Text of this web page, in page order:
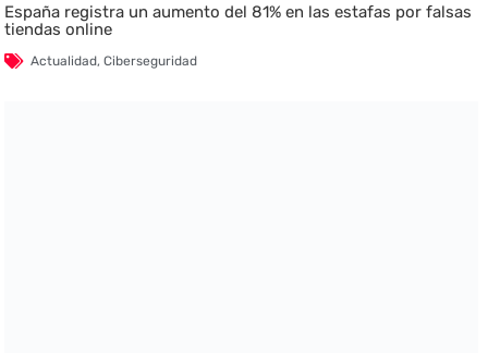
España registra un aumento del 81% en las estafas por falsas
tiendas online
Actualidad,Ciberseguridad